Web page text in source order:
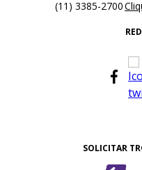
(11) 3385-2700
SOLICITAR